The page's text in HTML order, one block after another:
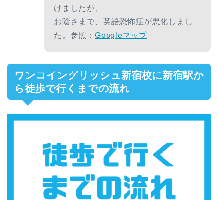
けましたが、
お陰さまで、英語恐怖症が悪化しまし
た。参照： Googleマップ
ワンコイングリッシュ新宿校に新宿駅か
ら徒歩で行くまでの流れ